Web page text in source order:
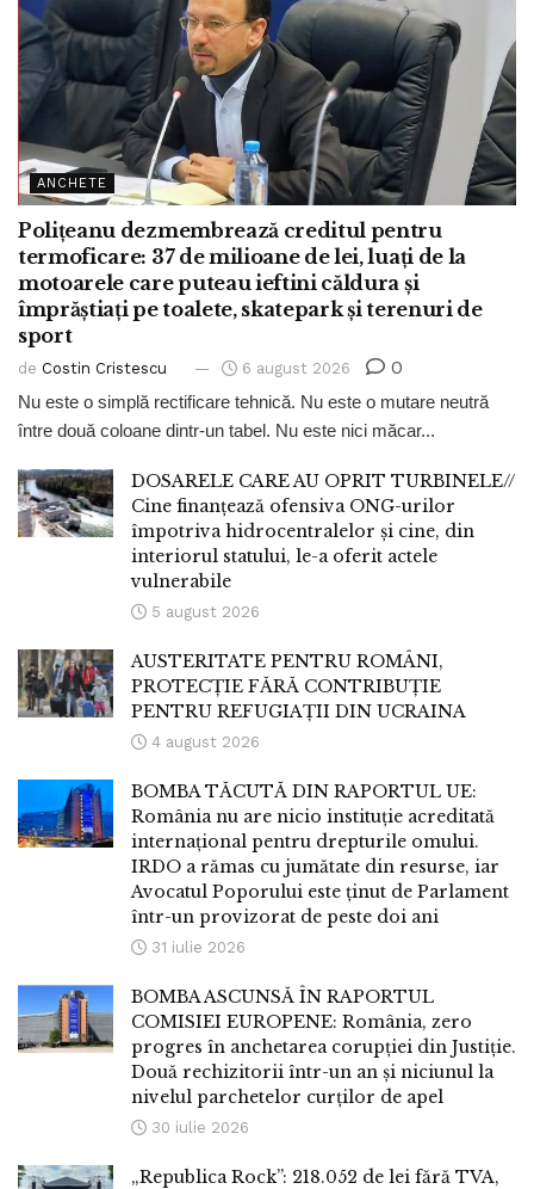
ANCHETE
Polițeanu dezmembrează creditul pentru
termoficare: 37 de milioane de lei, luați de la
motoarele care puteau ieftini căldura și
împrăștiați pe toalete, skatepark și terenuri de
sport
de Costin Cristescu 6 august 2026 0
Nu este o simplă rectificare tehnică. Nu este o mutare neutră
între două coloane dintr-un tabel. Nu este nici măcar...
DOSARELE CARE AU OPRIT TURBINELE//
Cine finanțează ofensiva ONG-urilor
împotriva hidrocentralelor și cine, din
interiorul statului, le-a oferit actele
vulnerabile
5 august 2026
AUSTERITATE PENTRU ROMÂNI,
PROTECȚIE FĂRĂ CONTRIBUȚIE
PENTRU REFUGIAȚII DIN UCRAINA
4 august 2026
BOMBA TĂCUTĂ DIN RAPORTUL UE:
România nu are nicio instituție acreditată
internațional pentru drepturile omului.
IRDO a rămas cu jumătate din resurse, iar
Avocatul Poporului este ținut de Parlament
într-un provizorat de peste doi ani
31 iulie 2026
BOMBA ASCUNSĂ ÎN RAPORTUL
COMISIEI EUROPENE: România, zero
progres în anchetarea corupției din Justiție.
Două rechizitorii într-un an și niciunul la
nivelul parchetelor curților de apel
30 iulie 2026
„Republica Rock”: 218.052 de lei fără TVA,